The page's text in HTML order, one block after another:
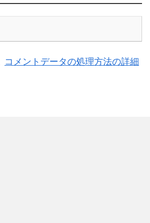
コメントデータの処理方法の詳細